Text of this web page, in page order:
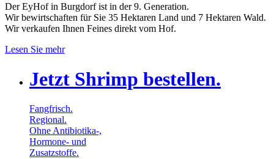
Der EyHof in Burgdorf ist in der 9. Generation.
Wir bewirtschaften für Sie 35 Hektaren Land und 7 Hektaren Wald.
Wir verkaufen Ihnen Feines direkt vom Hof.
Lesen Sie mehr
Jetzt Shrimp bestellen.
Fangfrisch.
Regional.
Ohne Antibiotika-,
Hormone- und
Zusatzstoffe.